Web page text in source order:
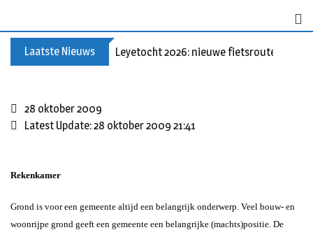
Laatste Nieuws Leyetocht 2026: nieuwe fietsroutes
28 oktober 2009
Latest Update: 28 oktober 2009 21:41
Rekenkamer
Grond is voor een gemeente altijd een belangrijk onderwerp. Veel bouw- en
woonrijpe grond geeft een gemeente een belangrijke (machts)positie. De